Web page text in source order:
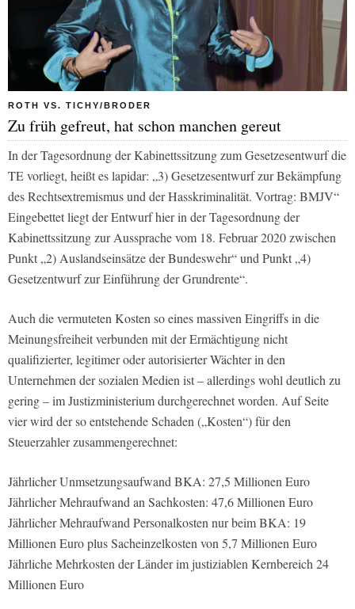
ROTH VS. TICHY/BRODER
Zu früh gefreut, hat schon manchen gereut
In der Tagesordnung der Kabinettssitzung zum Gesetzesentwurf die
TE vorliegt, heißt es lapidar: „3) Gesetzesentwurf zur Bekämpfung
des Rechtsextremismus und der Hasskriminalität. Vortrag: BMJV“
Eingebettet liegt der Entwurf hier in der Tagesordnung der
Kabinettssitzung zur Aussprache vom 18. Februar 2020 zwischen
Punkt „2) Auslandseinsätze der Bundeswehr“ und Punkt „4)
Gesetzentwurf zur Einführung der Grundrente“.
Auch die vermuteten Kosten so eines massiven Eingriffs in die
Meinungsfreiheit verbunden mit der Ermächtigung nicht
qualifizierter, legitimer oder autorisierter Wächter in den
Unternehmen der sozialen Medien ist – allerdings wohl deutlich zu
gering – im Justizministerium durchgerechnet worden. Auf Seite
vier wird der so entstehende Schaden („Kosten“) für den
Steuerzahler zusammengerechnet:
Jährlicher Unmsetzungsaufwand BKA: 27,5 Millionen Euro
Jährlicher Mehraufwand an Sachkosten: 47,6 Millionen Euro
Jährlicher Mehraufwand Personalkosten nur beim BKA: 19
Millionen Euro plus Sacheinzelkosten von 5,7 Millionen Euro
Jährliche Mehrkosten der Länder im justiziablen Kernbereich 24
Millionen Euro